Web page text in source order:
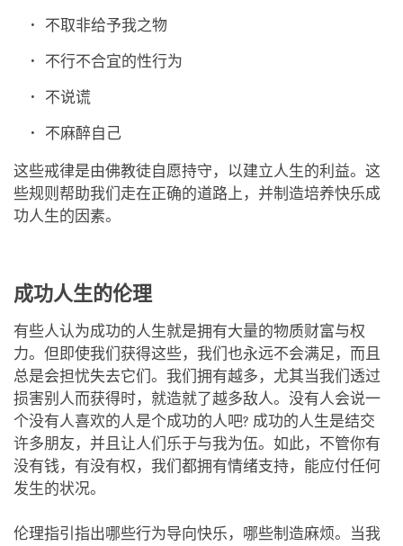
不取非给予我之物
不行不合宜的性行为
不说谎
不麻醉自己
这些戒律是由佛教徒自愿持守，以建立人生的利益。这
些规则帮助我们走在正确的道路上，并制造培养快乐成
功人生的因素。
成功人生的伦理
有些人认为成功的人生就是拥有大量的物质财富与权
力。但即使我们获得这些，我们也永远不会满足，而且
总是会担忧失去它们。我们拥有越多，尤其当我们透过
损害别人而获得时，就造就了越多敌人。没有人会说一
个没有人喜欢的人是个成功的人吧? 成功的人生是结交
许多朋友，并且让人们乐于与我为伍。如此，不管你有
没有钱，有没有权，我们都拥有情绪支持，能应付任何
发生的状况。
伦理指引指出哪些行为导向快乐，哪些制造麻烦。当我